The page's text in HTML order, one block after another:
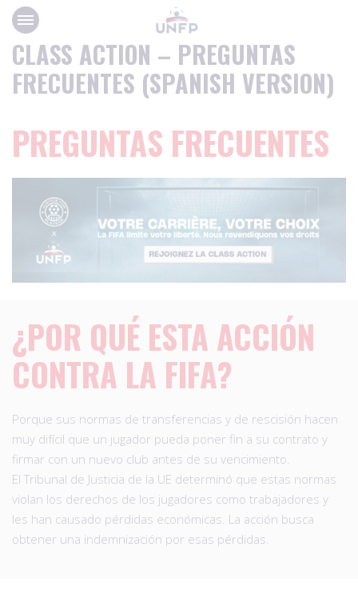
Panneau de gestion des cookies
CLASS ACTION – PREGUNTAS
FRECUENTES (SPANISH VERSION)
PREGUNTAS FRECUENTES
¿POR QUÉ ESTA ACCIÓN
CONTRA LA FIFA?
Porque sus normas de transferencias y de rescisión hacen
muy difícil que un jugador pueda poner fin a su contrato y
firmar con un nuevo club antes de su vencimiento.
El Tribunal de Justicia de la UE determinó que estas normas
violan los derechos de los jugadores como trabajadores y
les han causado pérdidas económicas. La acción busca
obtener una indemnización por esas pérdidas.